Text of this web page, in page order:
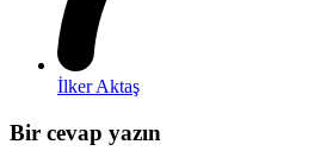
İlker Aktaş
Bir cevap yazın